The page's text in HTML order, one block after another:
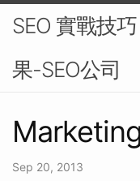
SEO 實戰技
果-SEO公司
Sep 20, 2013